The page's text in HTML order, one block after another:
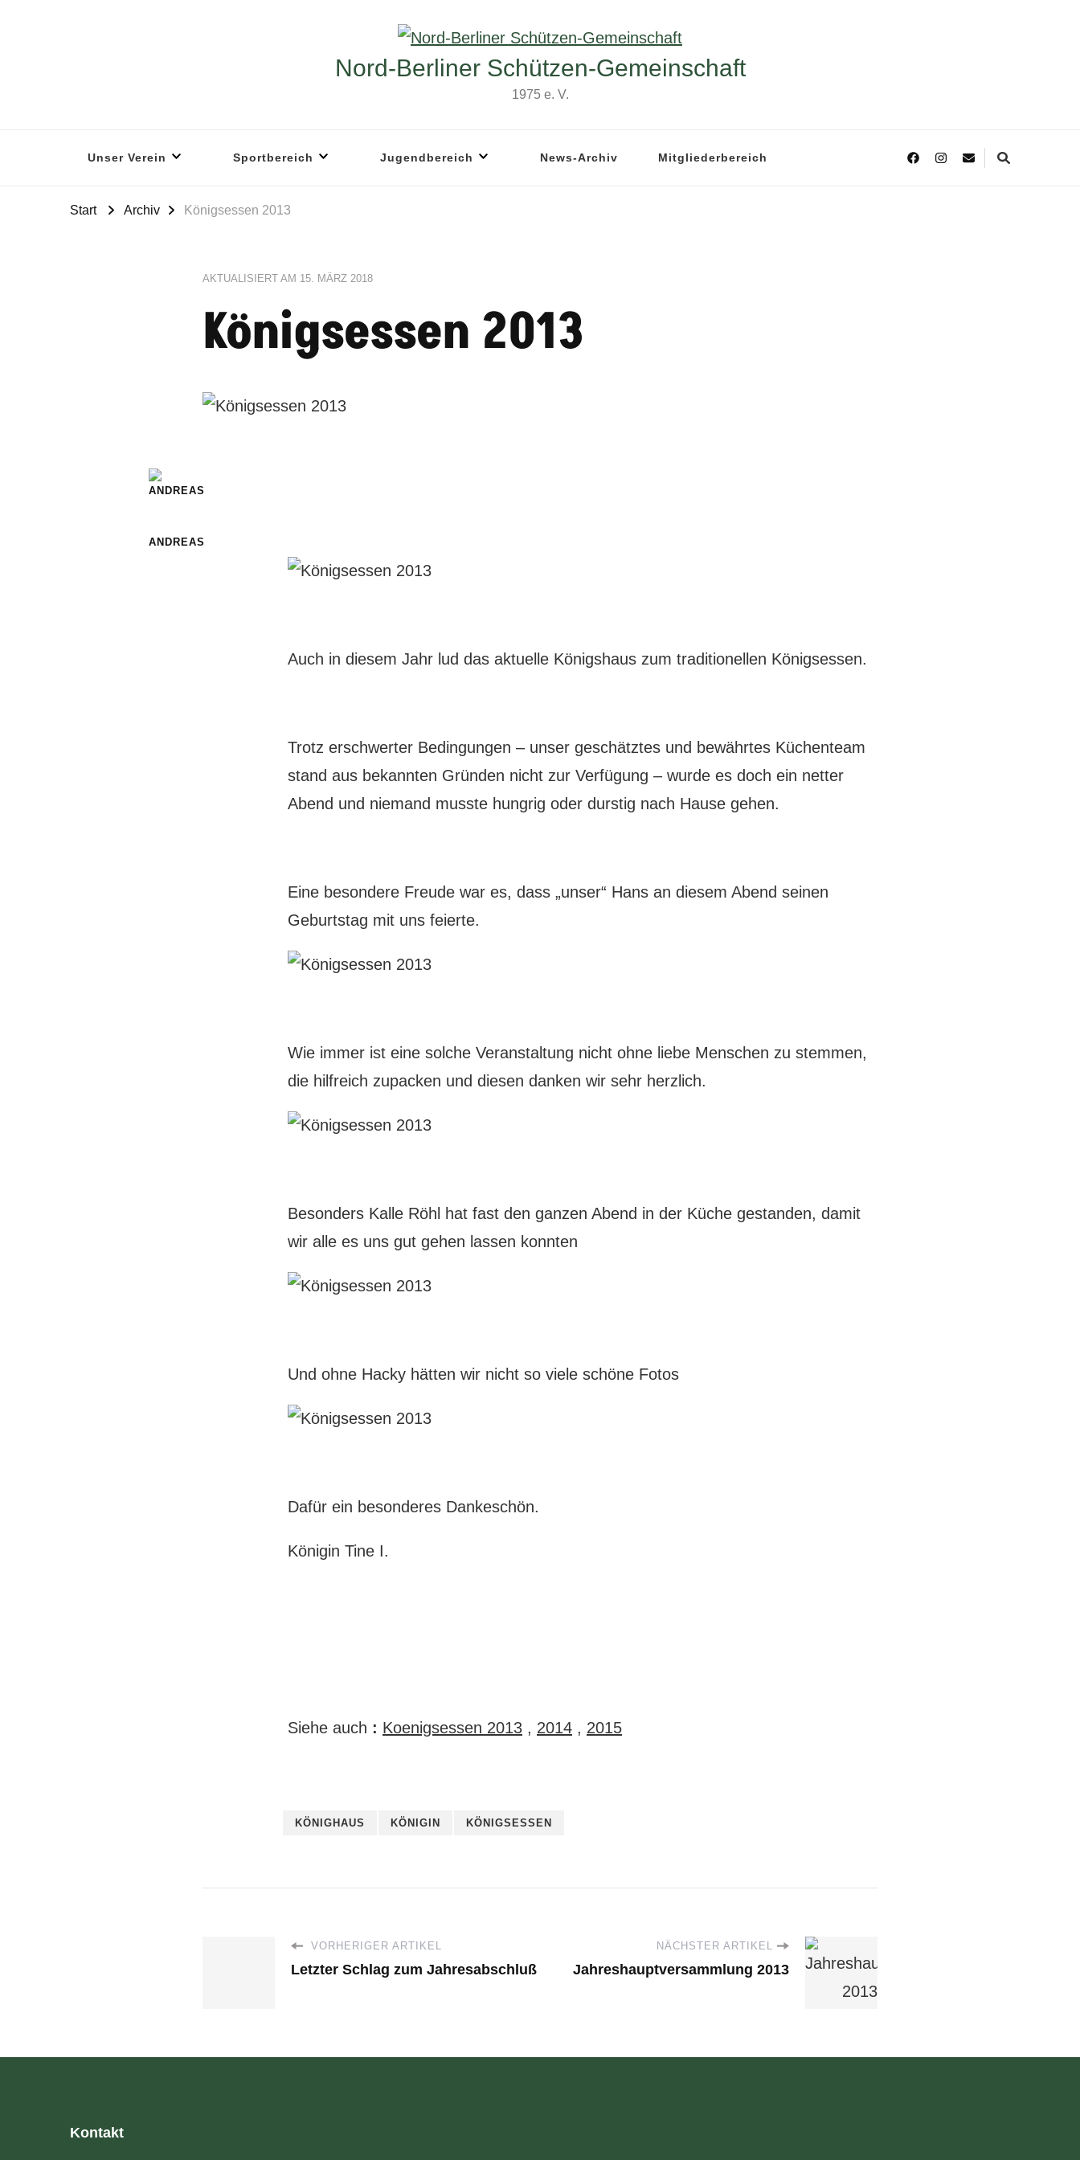
Nord-Berliner Schützen-Gemeinschaft
1975 e. V.
Unser Verein Sportbereich Jugendbereich News-Archiv Mitgliederbereich
Start Archiv Königsessen 2013
AKTUALISIERT AM 15. MÄRZ 2018
Königsessen 2013
ANDREAS
Auch in diesem Jahr lud das aktuelle Königshaus zum traditionellen Königsessen.
Trotz erschwerter Bedingungen – unser geschätztes und bewährtes Küchenteam
stand aus bekannten Gründen nicht zur Verfügung – wurde es doch ein netter
Abend und niemand musste hungrig oder durstig nach Hause gehen.
Eine besondere Freude war es, dass „unser“ Hans an diesem Abend seinen
Geburtstag mit uns feierte.
Wie immer ist eine solche Veranstaltung nicht ohne liebe Menschen zu stemmen,
die hilfreich zupacken und diesen danken wir sehr herzlich.
Besonders Kalle Röhl hat fast den ganzen Abend in der Küche gestanden, damit
wir alle es uns gut gehen lassen konnten
Und ohne Hacky hätten wir nicht so viele schöne Fotos
Dafür ein besonderes Dankeschön.
Königin Tine I.
Siehe auch : Koenigsessen 2013 , 2014 , 2015
KÖNIGHAUS KÖNIGIN KÖNIGSESSEN
VORHERIGER ARTIKEL
Letzter Schlag zum Jahresabschluß
NÄCHSTER ARTIKEL
Jahreshauptversammlung 2013
Kontakt